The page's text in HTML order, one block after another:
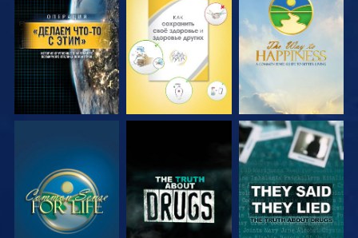
СМОТРЕТЬ СМОТРЕТЬ СМОТРЕТЬ
СМОТРЕТЬ СМОТРЕТЬ СМОТРЕТЬ